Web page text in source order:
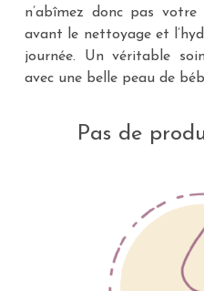
n’abîmez donc pas
avant le nettoyage et
journée. Un véritable
avec une belle peau de
Pas de